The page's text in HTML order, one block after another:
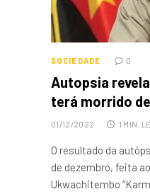
SOCIEDADE 0
Autopsia
terá morrido
01/12/2022 1 MIN.
O resultado da
de dezembro, feita
Ukwachitembo